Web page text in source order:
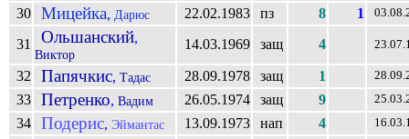
30 Мицейка, Дарюс 22.02.1983 пз 8 1
31 Ольшанский,
Виктор
14.03.1969 защ 4
32 Папячкис, Тадас 28.09.1978 защ 1
33 Петренко, Вадим 26.05.1974 защ 9
34 Подерис, Эймантас 13.09.1973 нап 4